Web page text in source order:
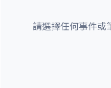
請選擇任何事件或